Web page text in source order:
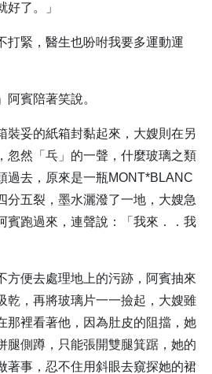
好了。」
打緊，醫生也吩咐我要多運動運
阿賓陪著笑說。
裝妥的紙箱封黏起來，大嫂則在另
忽然「乓」的一聲，什麼玻璃之類
過去，原來是一瓶MONT*BLANC
分五裂，墨水灑潑了一地，大嫂急
賓跑過來，連聲說：「我來．．我
方便去處理地上的污跡，阿賓抽來
乾，再將玻璃片一一撿起，大嫂雖
那裡看著他，因為肚皮的阻擋，她
腿側蹲，只能張開雙腿箕踞，她的
著事，忍不住用斜眼去窺探她的裙